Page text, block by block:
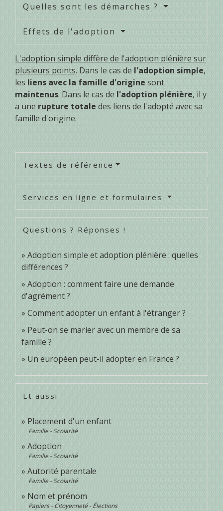
Quelles sont les démarches ?
Effets de l'adoption
L'adoption simple diffère de l'adoption plénière sur
plusieurs points. Dans le cas de l'adoption simple,
les liens avec la famille d'origine sont
maintenus. Dans le cas de l'adoption plénière, il y
a une rupture totale des liens de l'adopté avec sa
famille d'origine.
Textes de référence
Services en ligne et formulaires
Questions ? Réponses !
Adoption simple et adoption plénière : quelles
différences ?
Adoption : comment faire une demande
d'agrément ?
Comment adopter un enfant à l'étranger ?
Peut-on se marier avec un membre de sa
famille ?
Un européen peut-il adopter en France ?
Et aussi
Placement d'un enfant
Famille - Scolarité
Adoption
Famille - Scolarité
Autorité parentale
Famille - Scolarité
Nom et prénom
Papiers - Citoyenneté - Élections